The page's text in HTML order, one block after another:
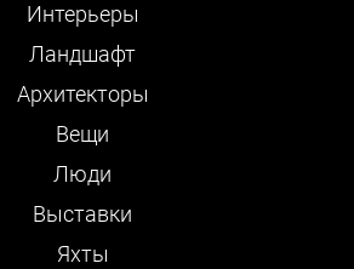
Интерьеры
Ландшафт
Архитекторы
Вещи
Люди
Выставки
Яхты